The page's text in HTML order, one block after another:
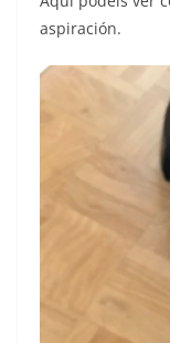
aspiración.